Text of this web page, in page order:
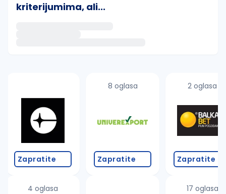
kriterijumima, ali...
Takođe možete da:
proverite pravopisne greške (koristite č, ć, š, đ,
povećajte radijus za odabrani grad
promenite odabrane filtere pretrage
Zapratite
4 oglasa
8 oglasa
Zapratite
2 oglasa
Zapratite
17 oglasa